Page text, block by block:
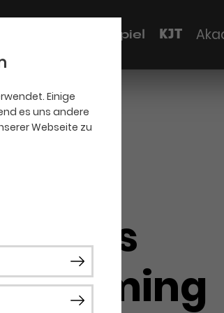
Einige
es uns andere
Webseite zu
Schauspiel KJT
Tobias
Flemming